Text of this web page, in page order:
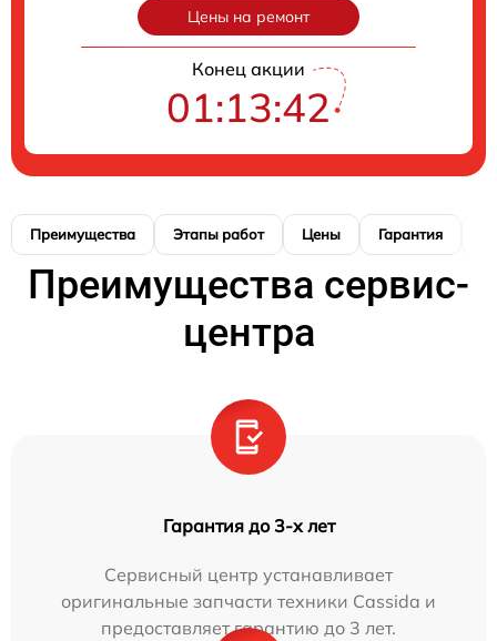
Цены на ремонт
Конец акции
01:13:41
Преимущества Этапы работ Цены Гарантия
Преимущества сервис-
центра
Гарантия до 3-х лет
Сервисный центр устанавливает
оригинальные запчасти техники Cassida и
предоставляет гарантию до 3 лет.